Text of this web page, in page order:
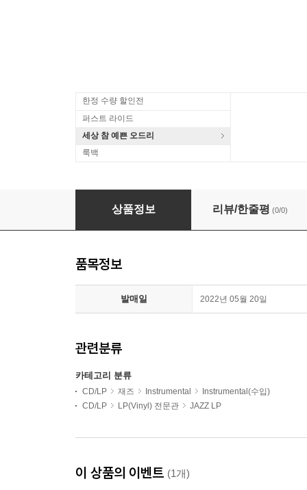
한정 수량 할인전
퍼스트 라이드
세상 참 예쁜 오드리
룩백
Paulo Morello / Muro Francel / Sven Faller (
상품정보 리뷰/한줄평 (0/0)
품목정보
발매일 2022년 05월 20일
관련분류
카테고리 분류
CD/LP 재즈 Instrumental
Instrumental(수입)
CD/LP
LP(Vinyl) 전문관 JAZZ LP
이 상품의 이벤트 (1개)